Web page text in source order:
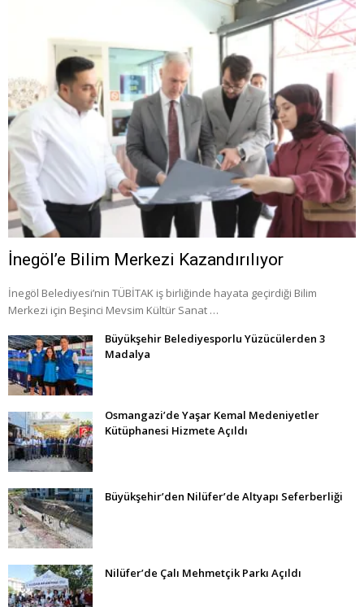
İnegöl’e Bilim Merkezi Kazandırılıyor
İnegöl Belediyesi’nin TÜBİTAK iş birliğinde hayata geçirdiği Bilim
Merkezi için Beşinci Mevsim Kültür Sanat …
Büyükşehir Belediyesporlu Yüzücülerden 3
Madalya
Osmangazi’de Yaşar Kemal Medeniyetler
Kütüphanesi Hizmete Açıldı
Büyükşehir’den Nilüfer’de Altyapı Seferberliği
Nilüfer’de Çalı Mehmetçik Parkı Açıldı